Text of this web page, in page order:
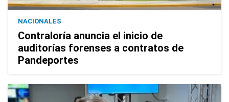
NACIONALES
Contraloría anuncia el inicio de
auditorías forenses a contratos de
Pandeportes